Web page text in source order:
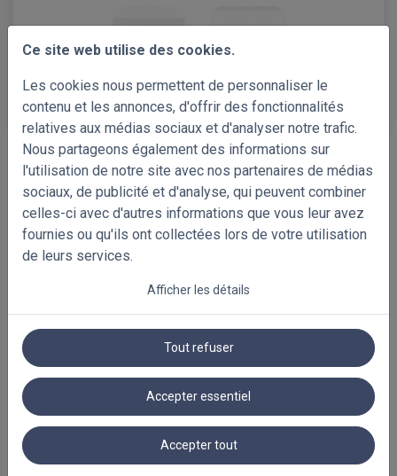
Ce site web utilise des cookies.
Les cookies nous permettent de personnaliser le
contenu et les annonces, d'offrir des fonctionnalités
relatives aux médias sociaux et d'analyser notre trafic.
Nous partageons également des informations sur
l'utilisation de notre site avec nos partenaires de médias
sociaux, de publicité et d'analyse, qui peuvent combiner
celles-ci avec d'autres informations que vous leur avez
fournies ou qu'ils ont collectées lors de votre utilisation
de leurs services.
Afficher les détails
Tout refuser
Accepter essentiel
Accepter tout
D112
(FA_01_73m)
D117
(FW_01_128m)
PRODUITS ASSOCIÉS